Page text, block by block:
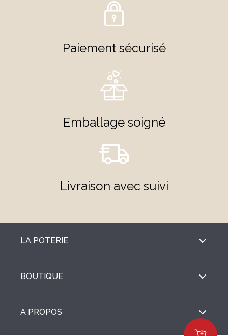
Paiement sécurisé
Emballage soigné
Livraison avec suivi
LA POTERIE
BOUTIQUE
A PROPOS